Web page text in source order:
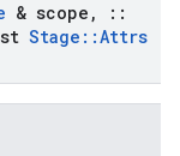
& scope ,
::
Stage ::Attrs